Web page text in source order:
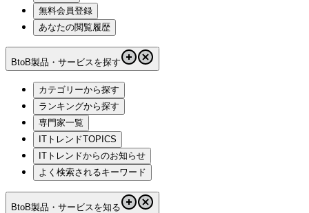
無料会員登録
あなたの閲覧履歴
BtoB製品・サービスを探す
カテゴリーから探す
ランキングから探す
専門家一覧
ITトレンドTOPICS
ITトレンドからのお知らせ
よく検索されるキーワード
BtoB製品・サービスを知る